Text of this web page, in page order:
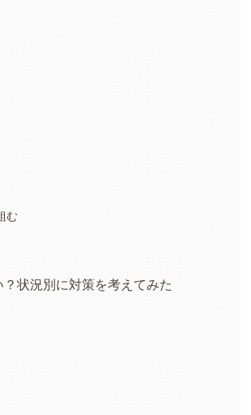
む
状況別に対策を考えてみた